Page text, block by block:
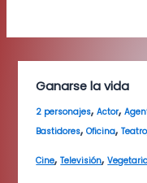
Ganarse la vida
2 personajes,Actor,
Bastidores,Oficina,Teatro
Cine,Televisión,